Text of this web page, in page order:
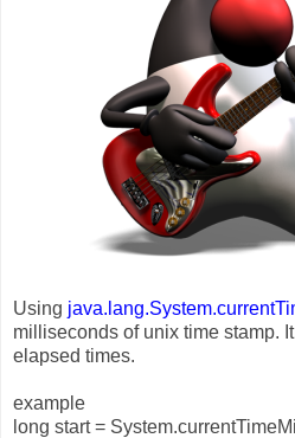
Using
milliseconds of unix time stamp.
elapsed times.
example
long start =